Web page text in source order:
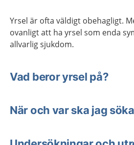
Yrsel är ofta väldigt obehagligt.
ovanligt att ha yrsel som enda
allvarlig sjukdom.
Vad beror yrsel på?
När och var ska jag